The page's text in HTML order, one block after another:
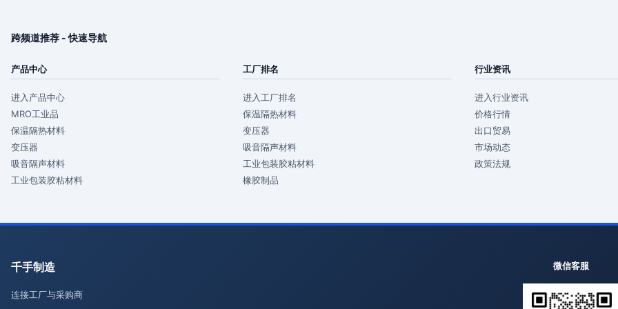
跨频道推荐 - 快速导航
产品中心
进入产品中心
MRO工业品
保温隔热材料
变压器
吸音隔声材料
工业包装胶粘材料
工厂排名
进入工厂排名
保温隔热材料
变压器
吸音隔声材料
工业包装胶粘材料
橡胶制品
行业资讯
进入行业资讯
价格行情
出口贸易
市场动态
政策法规
千手制造
连接工厂与采购商
微信客服